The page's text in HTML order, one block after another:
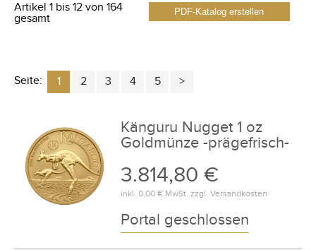
PDF-Katalog erstellen
Artikel 1 bis 12 von 164
gesamt
Seite: 1 2 3 4 5
Känguru Nugget 1 oz
Goldmünze -prägefrisch-
3.814,80 €
inkl. 0,00 €MwSt. zzgl. Versandkosten
Portal geschlossen